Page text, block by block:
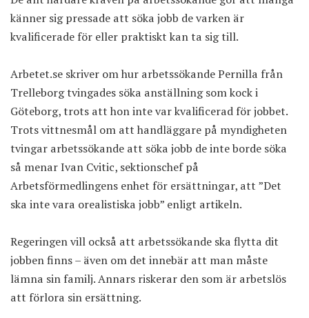
känner sig pressade att söka jobb de varken är
kvalificerade för eller praktiskt kan ta sig till.
Arbetet.se skriver om hur arbetssökande Pernilla från
Trelleborg tvingades söka anställning som kock i
Göteborg, trots att hon inte var kvalificerad för jobbet.
Trots vittnesmål om att handläggare på myndigheten
tvingar arbetssökande att söka jobb de inte borde söka
så menar Ivan Cvitic, sektionschef på
Arbetsförmedlingens enhet för ersättningar, att ”Det
ska inte vara orealistiska jobb” enligt artikeln.
Regeringen vill också att arbetssökande ska flytta dit
jobben finns – även om det innebär att man måste
lämna sin familj. Annars riskerar den som är arbetslös
att förlora sin ersättning.